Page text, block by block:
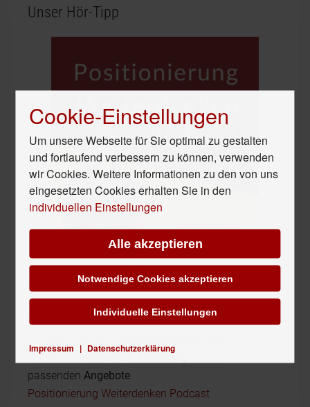
Unser Hör-Tipp
DerPositionierung Weiterdenken Podcastist die
kompakte Audio-Show für Selbständige und Solo-
UnternehmerInnen – mit viel Input für Deine
treffsichere
, aber auch mit dem Blick
vor allem
Sichtbarkeit Marketing
passenden Angebote
Positionierung Weiterdenken Podcast
Cookie-Einstellungen
Um unsere Webseite für Sie optimal zu gestalten
und fortlaufend verbessern zu können, verwenden
wir Cookies. Weitere Informationen zu den von uns
eingesetzten Cookies erhalten Sie in den
individuellen Einstellungen
Alle akzeptieren
Notwendige Cookies akzeptieren
Impressum | Datenschutzerklärung
Individuelle Einstellungen